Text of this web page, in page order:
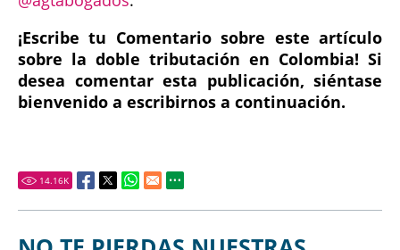
¡Escribe tu Comentario sobre este artículo
sobre la doble tributación en Colombia! Si
desea comentar esta publicación, siéntase
bienvenido a escribirnos a continuación.
14.16K